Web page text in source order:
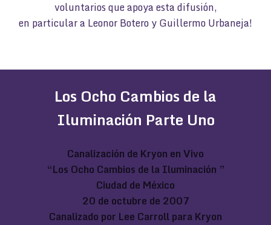
voluntarios que apoya esta difusión,
en particular a Leonor Botero y Guillermo Urbaneja!
Los Ocho Cambios de la
Iluminación Parte Uno
Canalización de Kryon en Vivo
“Los Ocho Cambios de la Iluminación ”
Ciudad de México
20 de octubre de 2007
Canalizado por Lee Carroll para Kryon